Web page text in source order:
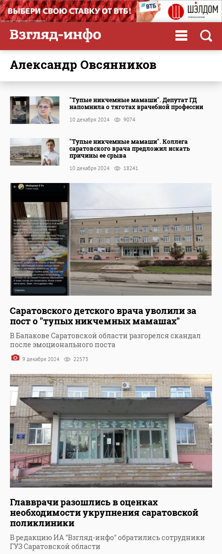
Александр Овсянников
"Тупые никчемные мамаши". Депутат ГД
напомнила о тяготах врачебной профессии
10 декабря 2024 9074
"Тупые никчемные мамаши". Коллега
саратовского врача предложил искать
причины ее срыва
10 декабря 2024 18241
Саратовского детского врача уволили за
пост о "тупых никчемных мамашах"
В Балакове Саратовской области разгорелся скандал
после эмоционального поста
9 декабря 2024 22573
Главврачи разошлись в оценках
необходимости укрупнения саратовской
поликлиники
В редакцию ИА "Взгляд-инфо" обратились сотрудники
ГУЗ Саратовской области